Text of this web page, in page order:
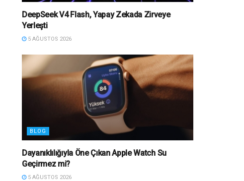
DeepSeek V4 Flash, Yapay Zekada Zirveye
Yerleşti
5 AĞUSTOS 2026
BLOG
Dayanıklılığıyla Öne Çıkan Apple Watch Su
Geçirmez mi?
5 AĞUSTOS 2026